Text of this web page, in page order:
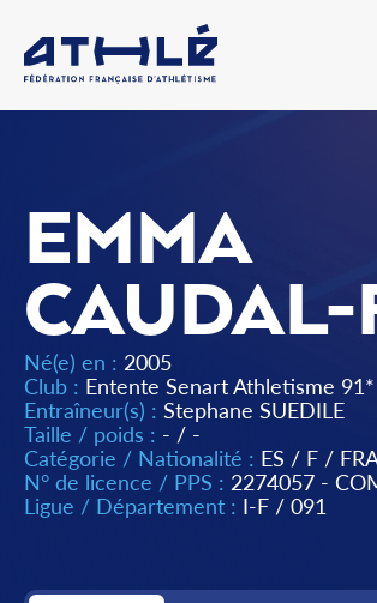
EMMA
Né(e) en : 2005
Club : Entente Senart Athletisme
Entraîneur(s) : Stephane SUEDILE
Taille / poids : - / -
Catégorie / Nationalité : ES / F /
N° de licence / PPS : 2274057 -
Ligue / Département : I-F / 091